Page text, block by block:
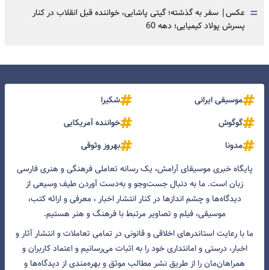
= عکس| سفر به گذشته؛ گیتی پاشایی، خواننده قبل انقلاب در کنار
پسرش پولاد کیمیایی؛ دهه 60
موسیقی ایرانی
شکیرا
گوگوش
خواننده آمریکایی
مدونا
بهروز وثوقی
پایگاه خبری موسیقای آرامش، یک رسانه تعاملی فرهنگی و هنری فارسی
زبان است. ما به دنبال جست‌و‌جو و به‌دست آوردن طیف وسیعی از
دیدگاه‌ها و چشم انداز‌ها در کنار انتشار اخبار ، معرفی و ارائه کتب،
موسیقی، فیلم و تصاویر مرتبط با فرهنگ و هنر هستیم.
ما با رعایت استاندرهای اخلاقی و قانونی در تمامی تعاملات و انتشار آثار و
اخبار، درستی و امانتداری خود را به اثبات می‌رسانیم و اعتماد کاربران و
همراهان‌مان را از طریق نشر مطالب موثق و بهره‌مندی از دیدگاه‌ها و